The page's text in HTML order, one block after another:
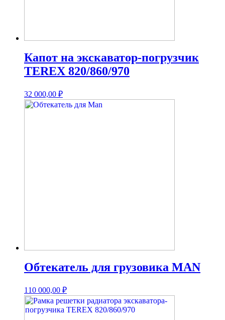
Капот на экскаватор-погрузчик
TEREX 820/860/970
32 000,00 ₽
Обтекатель для грузовика MAN
110 000,00 ₽